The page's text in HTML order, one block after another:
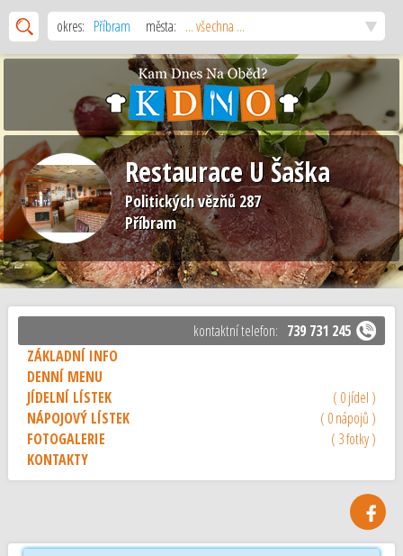
okres: Příbram města: ... všechna ...
Restaurace U Šaška
Politických vězňů 287
Příbram
kontaktní telefon: 739 731 245
ZÁKLADNÍ INFO
DENNÍ MENU
JÍDELNÍ LÍSTEK
( 0 jídel )
NÁPOJOVÝ LÍSTEK
( 0 nápojů )
FOTOGALERIE
( 3 fotky )
KONTAKTY